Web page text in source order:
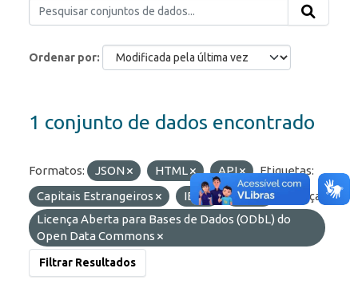
Ordenar por
1 conjunto de dados encontrado
Formatos: JSON HTML API
Etiquetas:
Capitais Estrangeiros
IED RDE
Licenças:
Licença Aberta para Bases de Dados (ODbL) do
Open Data Commons
Filtrar Resultados